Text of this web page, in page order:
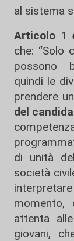
al sistema
Articolo 1
che: “Solo
possono
quindi le
prendere
del
di unità
società
attenta
giovani,